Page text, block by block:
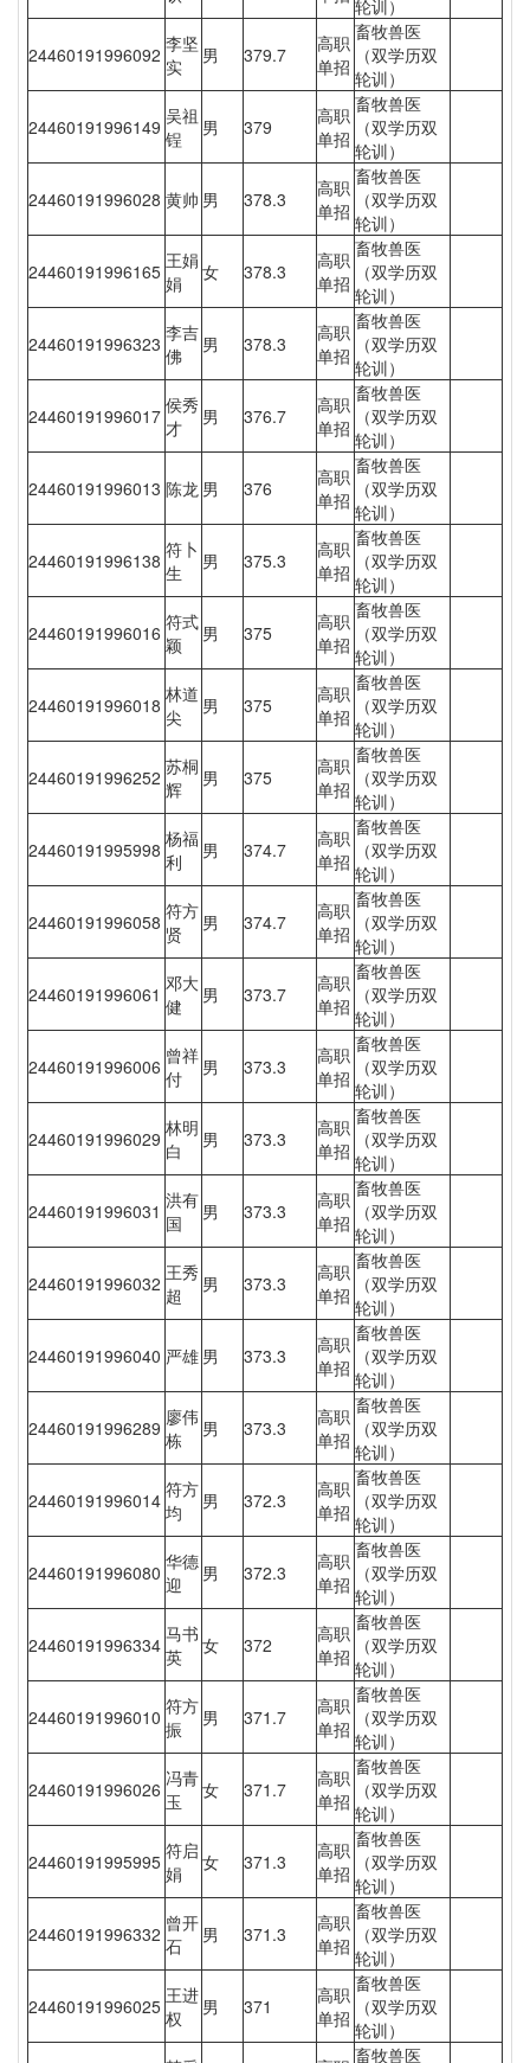
轮训）
24460191996092 李坚
实
男 379.7
高职
单招
畜牧兽医
（双学历双
轮训）
24460191996149 吴祖
锃
男 379
高职
单招
畜牧兽医
（双学历双
轮训）
24460191996028 黄帅 男 378.3
高职
单招
畜牧兽医
（双学历双
轮训）
24460191996165 王娟
娟
女 378.3
高职
单招
畜牧兽医
（双学历双
轮训）
24460191996323 李吉
佛
男 378.3
高职
单招
畜牧兽医
（双学历双
轮训）
24460191996017 侯秀
才
男 376.7
高职
单招
畜牧兽医
（双学历双
轮训）
24460191996013 陈龙 男 376
高职
单招
畜牧兽医
（双学历双
轮训）
24460191996138 符卜
生
男 375.3
高职
单招
畜牧兽医
（双学历双
轮训）
24460191996016 符式
颖
男 375
高职
单招
畜牧兽医
（双学历双
轮训）
24460191996018 林道
尖
男 375
高职
单招
畜牧兽医
（双学历双
轮训）
24460191996252 苏桐
辉
男 375
高职
单招
畜牧兽医
（双学历双
轮训）
24460191995998 杨福
利
男 374.7
高职
单招
畜牧兽医
（双学历双
轮训）
24460191996058 符方
贤
男 374.7
高职
单招
畜牧兽医
（双学历双
轮训）
24460191996061 邓大
健
男 373.7
高职
单招
畜牧兽医
（双学历双
轮训）
24460191996006 曾祥
付
男 373.3
高职
单招
畜牧兽医
（双学历双
轮训）
24460191996029 林明
白
男 373.3
高职
单招
畜牧兽医
（双学历双
轮训）
24460191996031 洪有
国
男 373.3
高职
单招
畜牧兽医
（双学历双
轮训）
24460191996032 王秀
超
男 373.3
高职
单招
畜牧兽医
（双学历双
轮训）
24460191996040 严雄 男 373.3
高职
单招
畜牧兽医
（双学历双
轮训）
24460191996289 廖伟
栋
男 373.3
高职
单招
畜牧兽医
（双学历双
轮训）
24460191996014 符方
均
男 372.3
高职
单招
畜牧兽医
（双学历双
轮训）
24460191996080 华德
迎
男 372.3
高职
单招
畜牧兽医
（双学历双
轮训）
24460191996334 马书
英
女 372
高职
单招
畜牧兽医
（双学历双
轮训）
24460191996010 符方
振
男 371.7
高职
单招
畜牧兽医
（双学历双
轮训）
24460191996026 冯青
玉
女 371.7
高职
单招
畜牧兽医
（双学历双
轮训）
24460191995995 符启
娟
女 371.3
高职
单招
畜牧兽医
（双学历双
轮训）
24460191996332 曾开
石
男 371.3
高职
单招
畜牧兽医
（双学历双
轮训）
24460191996025 王进
权
男 371
高职
单招
畜牧兽医
（双学历双
轮训）
畜牧兽医